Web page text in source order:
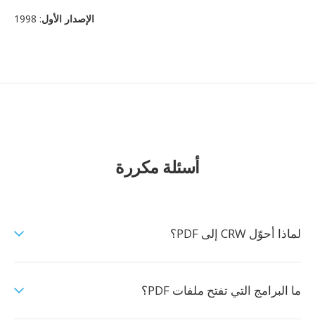
الإصدار الأول: 1998
أسئلة مكررة
لماذا أحوّل CRW إلى PDF؟
ما البرامج التي تفتح ملفات PDF؟